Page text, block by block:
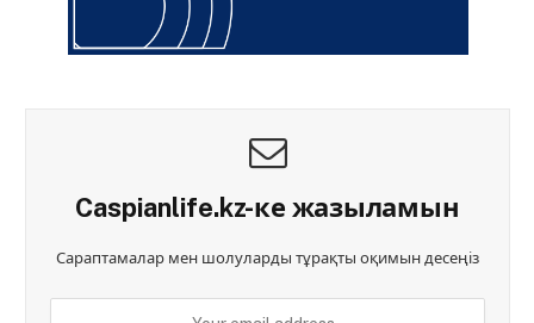
Caspianlife.kz-ке жазыламын
Сараптамалар мен шолуларды тұрақты оқимын десеңіз